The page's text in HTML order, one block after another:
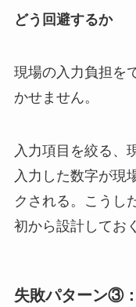
どう回避するか
現場の入力負担を
かせません。
入力項目を絞る、
入力した数字が現
クされる。こうし
初から設計してお
失敗パターン③